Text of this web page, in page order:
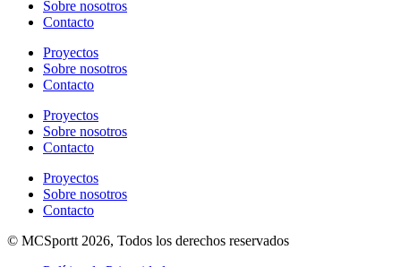
Sobre nosotros
Contacto
Proyectos
Sobre nosotros
Contacto
Proyectos
Sobre nosotros
Contacto
Proyectos
Sobre nosotros
Contacto
© MCSportt 2026, Todos los derechos reservados